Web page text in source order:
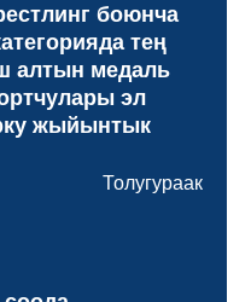
боюнча
тең
алтын медаль
эл
жыйынтык
Толугураак